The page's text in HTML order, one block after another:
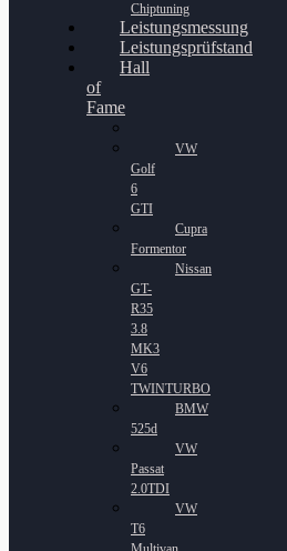
Chiptuning
Leistungsmessung
Leistungsprüfstand
Hall
of
Fame
VW
Golf
6
GTI
Cupra
Formentor
Nissan
GT-
R35
3.8
MK3
V6
TWINTURBO
BMW
525d
VW
Passat
2.0TDI
VW
T6